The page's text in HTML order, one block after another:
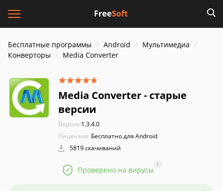
Бесплатные программы Android
Мультимедиа
Конверторы
Media Converter
Media Converter - старые
версии
Версия:1.3.4.0
Лицензия: Бесплатно для Android
5819 скачиваний
Проверено на вирусы
?